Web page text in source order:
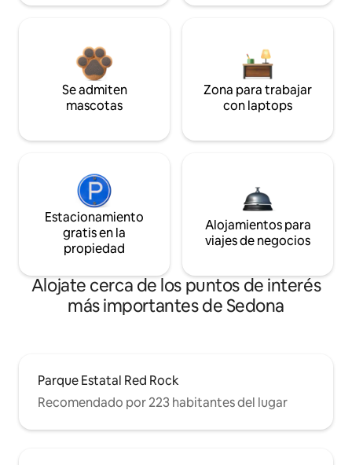
Se admiten
mascotas
Zona para trabajar
con laptops
Estacionamiento
gratis en la
propiedad
Alojamientos para
viajes de negocios
Alojate cerca de los puntos de interés
más importantes de Sedona
Parque Estatal Red Rock
Recomendado por 223 habitantes del lugar